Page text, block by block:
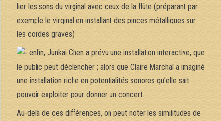
lier les sons du virginal avec ceux de la flûte (préparant par
exemple le virginal en installant des pinces métalliques sur
les cordes graves)
enfin, Junkai Chen a prévu une installation interactive, que
le public peut déclencher ; alors que Claire Marchal a imaginé
une installation riche en potentialités sonores qu’elle sait
pouvoir exploiter pour donner un concert.
Au-delà de ces différences, on peut noter les similitudes de